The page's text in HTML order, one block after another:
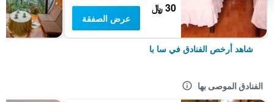
30 ﷼
عرض الصفقة
شاهد أرخص الفنادق في سا با
الفنادق الموصى بها